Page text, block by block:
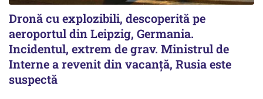
Dronă cu explozibili, descoperită pe
aeroportul din Leipzig, Germania.
Incidentul, extrem de grav. Ministrul de
Interne a revenit din vacanță, Rusia este
suspectă